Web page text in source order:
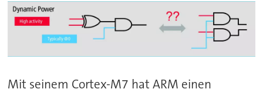
Mit seinem Cortex-M7 hat ARM einen